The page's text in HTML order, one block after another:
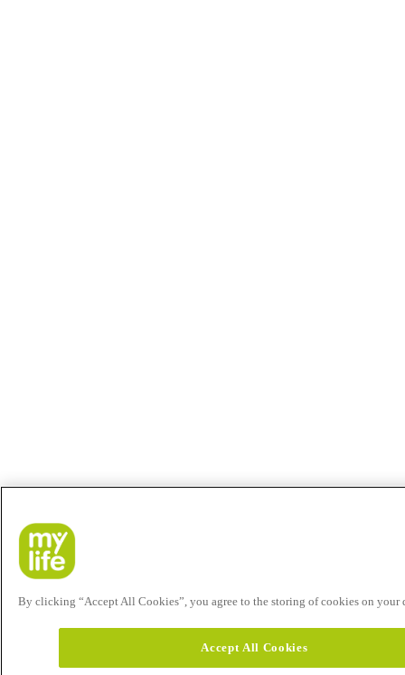
By clicking “Accept All Cookies”, you agree to the storing of cookies on your
Accept All Cookies